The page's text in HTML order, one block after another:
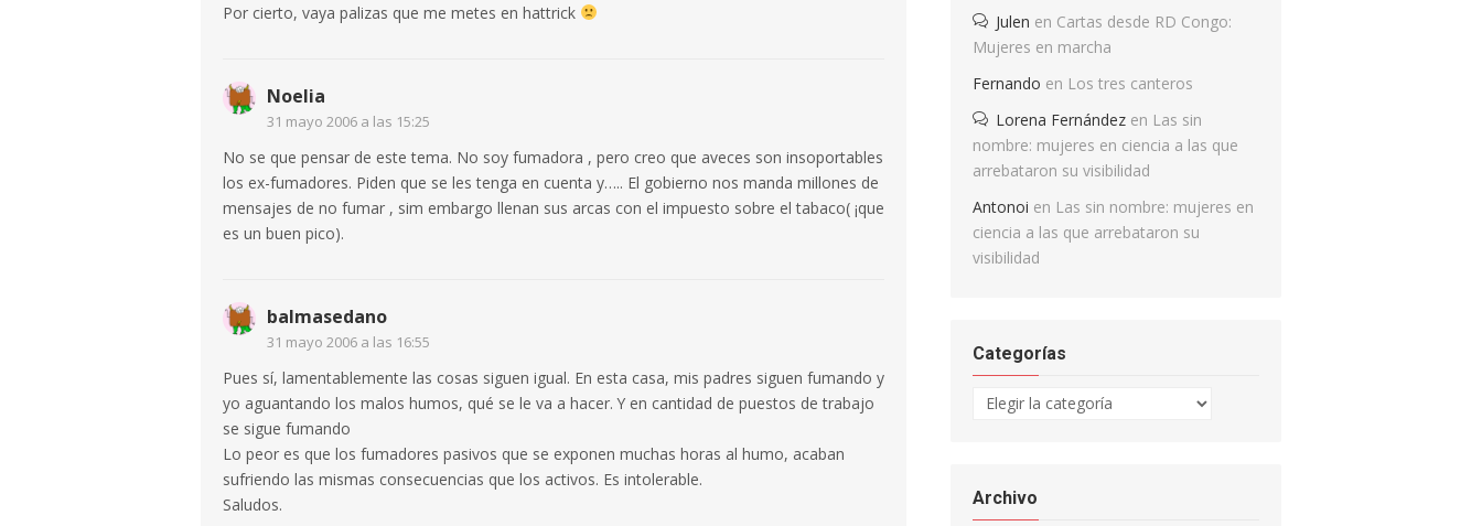
Por cierto, vaya palizas que me metes en hattrick
Noelia
31 mayo 2006 a las 15:25
No se que pensar de este tema. No soy fumadora , pero creo que aveces son insoportables
los ex-fumadores. Piden que se les tenga en cuenta y….. El gobierno nos manda millones de
mensajes de no fumar , sim embargo llenan sus arcas con el impuesto sobre el tabaco( ¡que
es un buen pico).
balmasedano
31 mayo 2006 a las 16:55
Pues sí, lamentablemente las cosas siguen igual. En esta casa, mis padres siguen fumando y
yo aguantando los malos humos, qué se le va a hacer. Y en cantidad de puestos de trabajo
se sigue fumando
Lo peor es que los fumadores pasivos que se exponen muchas horas al humo, acaban
sufriendo las mismas consecuencias que los activos. Es intolerable.
Saludos.
Julen en Cartas desde RD Congo:
Mujeres en marcha
Fernando en Los tres canteros
Lorena Fernández en Las sin
nombre: mujeres en ciencia a las que
arrebataron su visibilidad
Antonoi en Las sin nombre: mujeres en
ciencia a las que arrebataron su
visibilidad
Categorías
Categorías
Archivo